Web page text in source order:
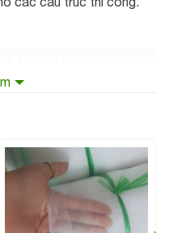
4mm
đỡ, không bị đổ,
bí, dưa.
cây trồng, rau màu khỏi